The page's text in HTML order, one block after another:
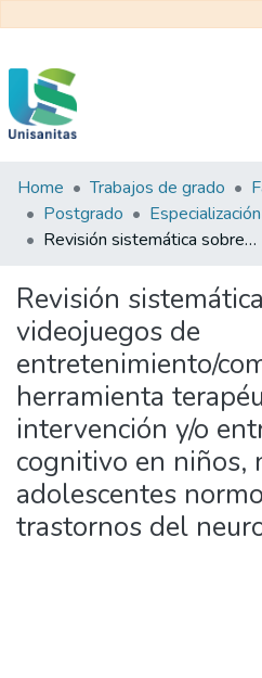
Inicio
Web
Unisanitas
Web
Home Trabajos de grado
Postgrado
Especialización
Revisión sistemática sobre el uso de videojuegos de entretenimiento/comerciales como herramienta terapéutica para la intervención y/o entrenamiento cognitivo en niños, niñas y adolescentes normotípicos o con trastornos del neurodesarrollo
Revisión
videojuegos de
entretenimiento/
herramienta
intervención y/o
cognitivo en niños,
adolescentes
trastornos del